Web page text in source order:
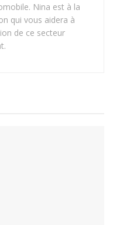
Nina est à la
qui vous aidera à
de ce secteur